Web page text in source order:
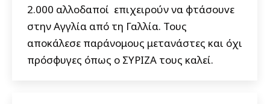
2.000 αλλοδαποί επιχειρούν να φτάσουvε
στην Αγγλία από τη Γαλλία. Τους
αποκάλεσε παράνομους μετανάστες και όχι
πρόσφυγες όπως ο ΣΥΡΙΖΑ τους καλεί.